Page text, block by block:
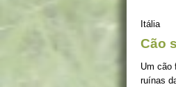
Itália
Cão
Um cão
ruínas